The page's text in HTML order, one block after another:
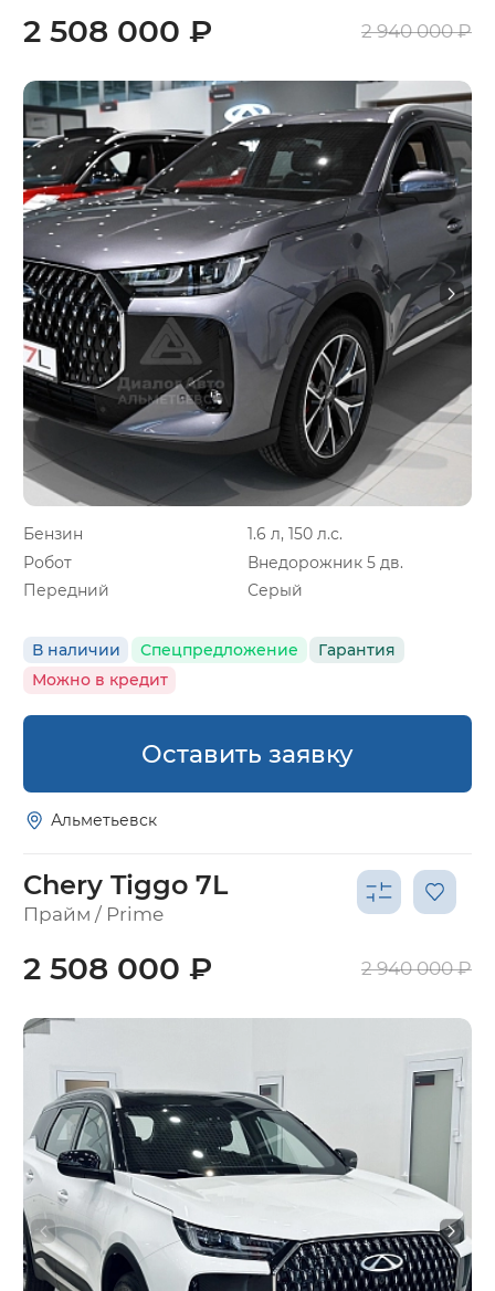
Бензин
1.6 л, 150 л.с.
Робот
Внедорожник 5 дв.
Передний
Серый
В наличии Спецпредложение
Гарантия
Можно в кредит
2 508 000 ₽ 2 940 000 ₽
Оставить заявку
Альметьевск
Chery Tiggo 7L
Прайм / Prime
2 508 000 ₽ 2 940 000 ₽